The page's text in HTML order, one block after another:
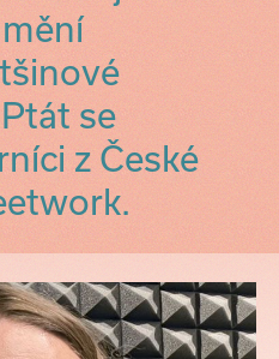
se
z České